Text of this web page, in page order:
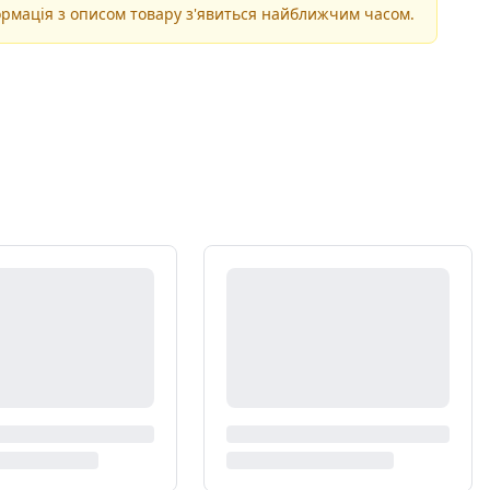
з описом товару з'явиться найближчим часом.